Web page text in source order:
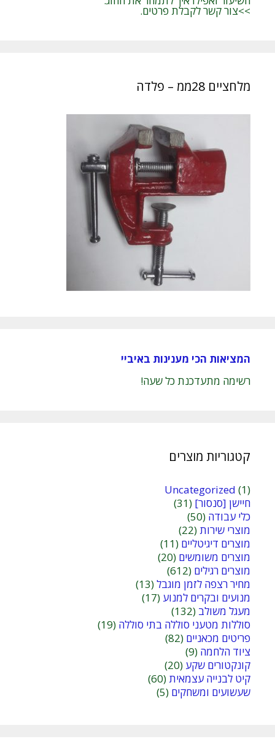
>>צור קשר לקבלת פרטים.
מלחציים 28ממ – פלדה
המציאות הכי מענינות באיביי
רשימה מתעדכנת כל שעה!
קטגוריות מוצרים
Uncategorized (1)
חיישן [סנסור] (31)
כלי עבודה (50)
מוצרי שירות(22)
מוצרים דיגיטליים (11)
מוצרים משומשים (20)
מוצרים רגילים (612)
מחיר רצפה לזמן מוגבל(13)
מנועים ובקרים למנוע (17)
מעגל משולב (132)
סוללות מטעני סוללה בתי סוללה (19)
פריטים מכאניים (82)
ציוד הלחמה (9)
קונקטורים שקע (20)
קיט לבנייה עצמאית(60)
שעשועים ומשחקים (5)